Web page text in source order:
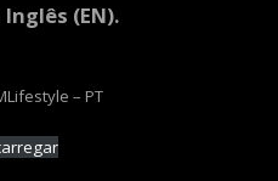
(EN).
– PT